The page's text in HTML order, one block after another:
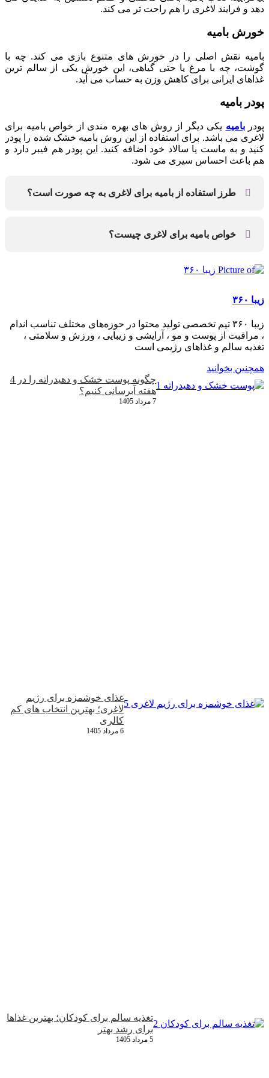
دهد و فرایند لاغری را هم راحت تر می کند.
خورش بامیه
بامیه نقش اصلی را در خورش های متنوع بازی می کند. چه با
گوشت، چه با مرغ یا حتی گیاهی، این خورش یکی از سالم ترین
غذاهای ایرانی برای کاهش وزن به حساب می آید.
پودر بامیه
پودربامیه یکی دیگر از روش های بهره مندی از خواص بامیه برای
لاغری می باشد. برای استفاده از این روش بامیه خشک شده را پودر
کنید و به ماست یا سالاد خود اضافه کنید. این پودر هم فیبر دارد و
هم باعث احساس سیری می شود.
طرز استفاده از بامیه برای لاغری به چه صورت است؟
کنید.
خواص بامیه برای لاغری چیست؟
چربی سوزی بیشتر کمک می کند.
زیبا ۳۶۰
زیبا ۳۶۰ تیم تخصصی تولید محتوا در حوزه‌های مختلف تناسب اندام
، مراقبت از پوست و مو ، آرایشی و زیبایی ، ورزش و سلامتی ،
تغذیه سالم و غذاهای رژیمی است
همچنین بخوانید
چگونه پوست خشک و دهیدراته را در 4
هفته آبرسانی کنیم؟
7 مرداد 1405
غذای خوشمزه برای رژیم
لاغری؛ بهترین انتخاب‌ های کم‌
کالری
6 مرداد 1405
تغذیه سالم برای کودکان؛ بهترین غذاها
برای رشد بهتر
5 مرداد 1405